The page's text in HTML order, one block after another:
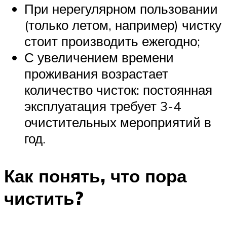
При нерегулярном пользовании
(только летом, например) чистку
стоит производить ежегодно;
С увеличением времени
проживания возрастает
количество чисток: постоянная
эксплуатация требует 3-4
очистительных мероприятий в
год.
Как понять, что пора
чистить?